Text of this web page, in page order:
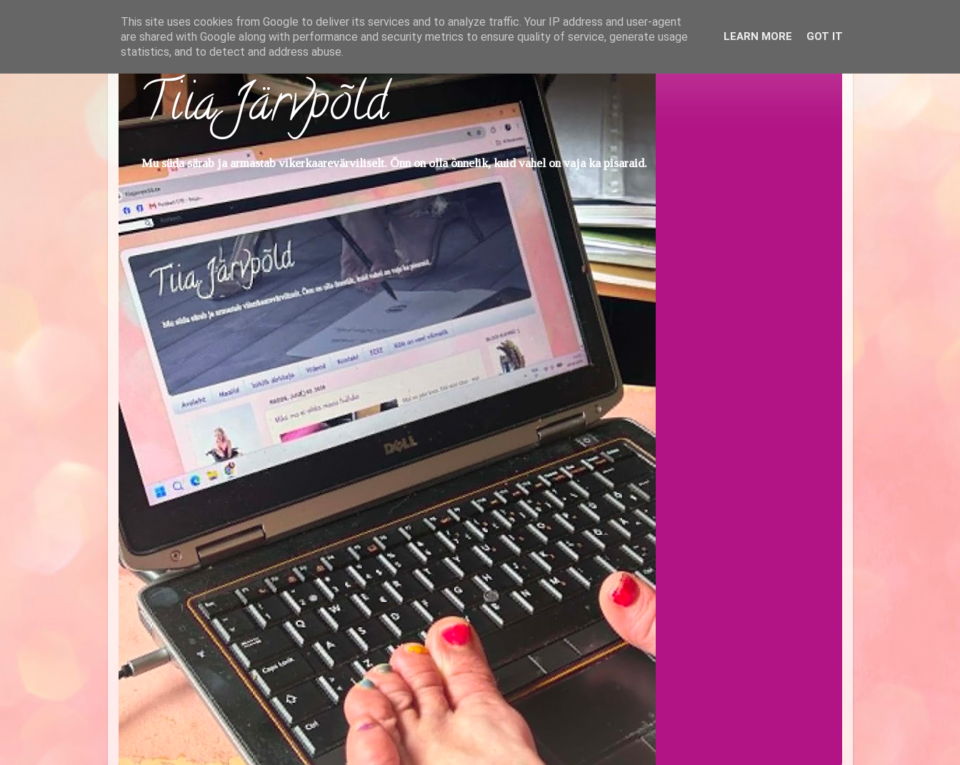
Tiia Järvpõld
Mu süda särab ja armastab vikerkaarevärviliselt. Õnn on olla õnnelik, kuid vahel on vaja ka pisaraid.
This site uses cookies from Google to deliver its services and to analyze traffic. Your IP address and user-agent
are shared with Google along with performance and security metrics to ensure quality of service, generate usage
statistics, and to detect and address abuse.
LEARN MORE GOT IT